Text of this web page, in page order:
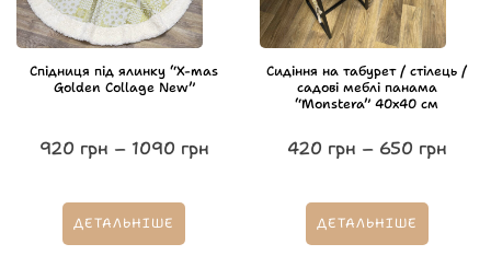
Спідниця під ялинку “X-mas
Golden Collage New”
920 грн – 1090 грн
ДЕТАЛЬНІШЕ
Сидіння на табурет / стілець /
садові меблі панама
“Monstera” 40х40 см
420 грн – 650 грн
ДЕТАЛЬНІШЕ